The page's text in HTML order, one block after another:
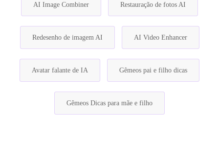
AI Image Combiner Restauração de fotos AI
Redesenho de imagem AI AI Video Enhancer
Avatar falante de IA Gêmeos pai e filho dicas
Gêmeos Dicas para mãe e filho